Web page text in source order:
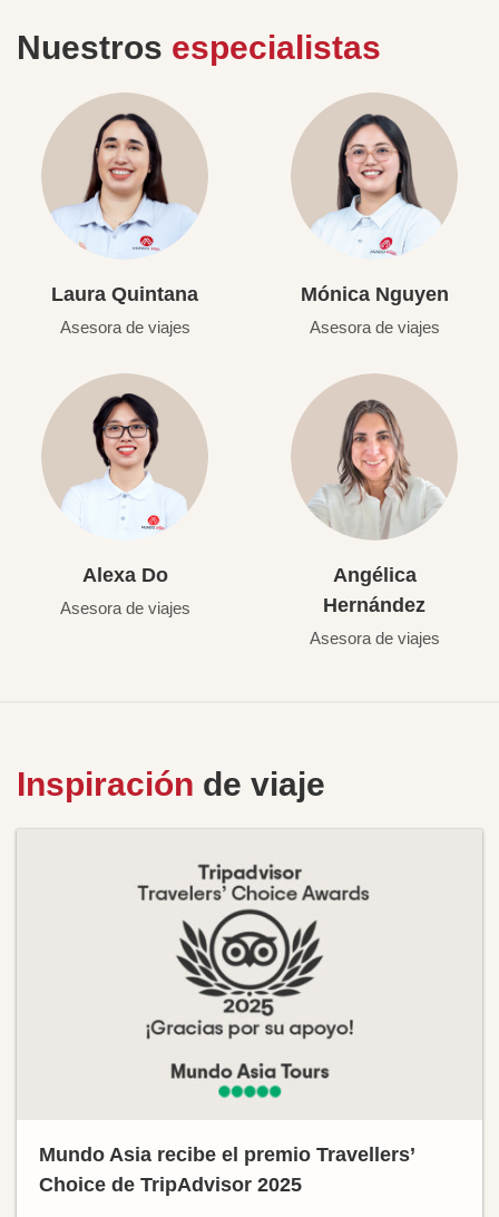
Nuestros especialistas
Laura Quintana
Asesora de viajes
Mónica Nguyen
Asesora de viajes
Alexa Do
Asesora de viajes
Angélica
Hernández
Asesora de viajes
Inspiración de viaje
Mundo Asia recibe el premio Travellers’
Choice de TripAdvisor 2025